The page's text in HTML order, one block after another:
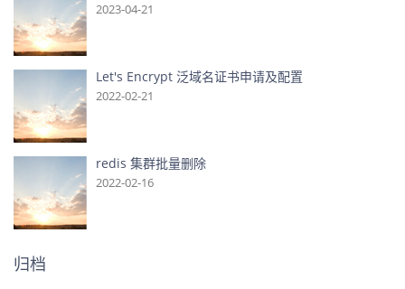
2023-04-21
Let's Encrypt 泛域名证书申请及配置
2022-02-21
redis 集群批量删除
2022-02-16
归档